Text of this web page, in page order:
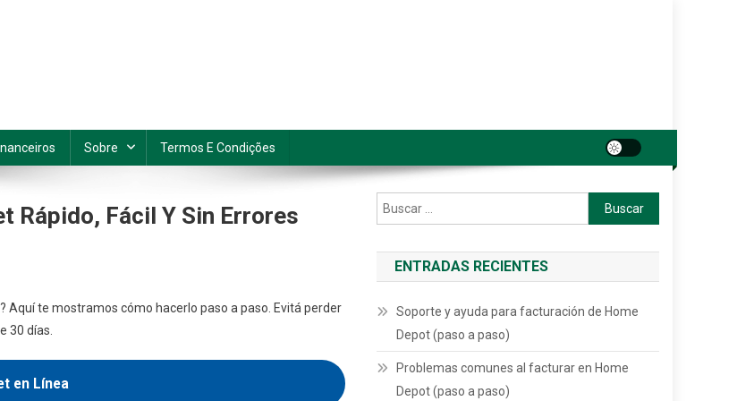
Sobre Termos E Condições
Rápido, Fácil Y Sin Errores
te mostramos cómo hacerlo paso a paso. Evitá perder
30 días.
en Línea
Buscar:
ENTRADAS RECIENTES
Soporte y ayuda para facturación de Home
Depot (paso a paso)
Problemas comunes al facturar en Home
Depot (paso a paso)